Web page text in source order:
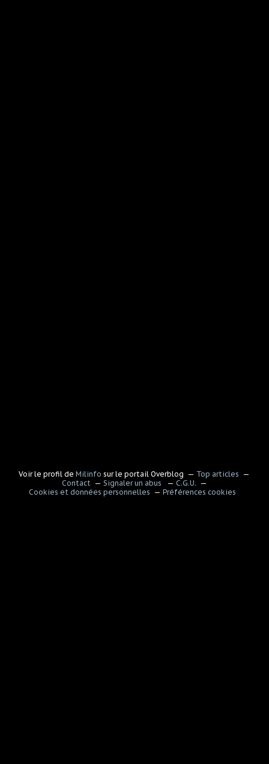
Voir le profil deMilinfo sur le portail Overblog
Top articles
Contact
Signaler un abus
C.G.U.
Cookies et données personnelles
Préférences cookies